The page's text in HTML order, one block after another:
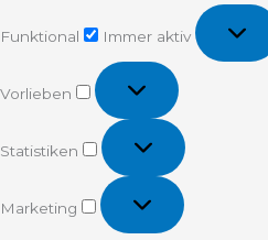
Funktional
Immer aktiv
Vorlieben
Vorlieben
Statistiken
Statistiken
Marketing
Marketing